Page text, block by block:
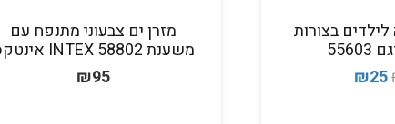
בצורות
המחיר
₪25
המחיר
מזרן ים צבעוני מתנפח עם
משענת 58802 INTEX אינטקס
₪95